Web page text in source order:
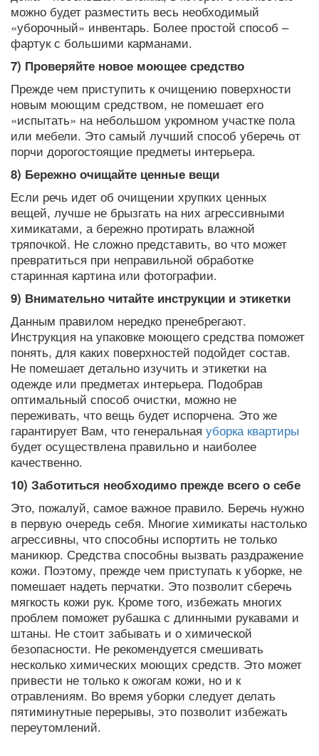
можно будет разместить весь необходимый
«уборочный» инвентарь. Более простой способ –
фартук с большими карманами.
7) Проверяйте новое моющее средство
Прежде чем приступить к очищению поверхности
новым моющим средством, не помешает его
«испытать» на небольшом укромном участке пола
или мебели. Это самый лучший способ уберечь от
порчи дорогостоящие предметы интерьера.
8) Бережно очищайте ценные вещи
Если речь идет об очищении хрупких ценных
вещей, лучше не брызгать на них агрессивными
химикатами, а бережно протирать влажной
тряпочкой. Не сложно представить, во что может
превратиться при неправильной обработке
старинная картина или фотографии.
9) Внимательно читайте инструкции и этикетки
Данным правилом нередко пренебрегают.
Инструкция на упаковке моющего средства поможет
понять, для каких поверхностей подойдет состав.
Не помешает детально изучить и этикетки на
одежде или предметах интерьера. Подобрав
оптимальный способ очистки, можно не
переживать, что вещь будет испорчена. Это же
гарантирует Вам, что генеральная уборка квартиры
будет осуществлена правильно и наиболее
качественно.
10) Заботиться необходимо прежде всего о себе
Это, пожалуй, самое важное правило. Беречь нужно
в первую очередь себя. Многие химикаты настолько
агрессивны, что способны испортить не только
маникюр. Средства способны вызвать раздражение
кожи. Поэтому, прежде чем приступать к уборке, не
помешает надеть перчатки. Это позволит сберечь
мягкость кожи рук. Кроме того, избежать многих
проблем поможет рубашка с длинными рукавами и
штаны. Не стоит забывать и о химической
безопасности. Не рекомендуется смешивать
несколько химических моющих средств. Это может
привести не только к ожогам кожи, но и к
отравлениям. Во время уборки следует делать
пятиминутные перерывы, это позволит избежать
переутомлений.